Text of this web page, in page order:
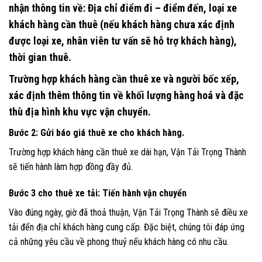
nhận thông tin về: Địa chỉ điểm đi – điểm đến, loại xe
khách hàng cần thuê (nếu khách hàng chưa xác định
được loại xe, nhân viên tư vấn sẽ hỗ trợ khách hàng),
thời gian thuê.
Trường hợp khách hàng cần thuê xe và người bốc xếp,
xác định thêm thông tin về khối lượng hàng hoá và đặc
thù địa hình khu vực vận chuyển.
Bước 2: Gửi báo giá thuê xe cho khách hàng.
Trường hợp khách hàng cần thuê xe dài hạn, Vận Tải Trọng Thành
sẽ tiến hành làm hợp đồng đầy đủ.
Bước 3 cho thuê xe tải: Tiến hành vận chuyển
Vào đúng ngày, giờ đã thoả thuận, Vận Tải Trọng Thành sẽ điều xe
tải đến địa chỉ khách hàng cung cấp. Đặc biệt, chúng tôi đáp ứng
cả những yêu cầu về phong thuỷ nếu khách hàng có nhu cầu.